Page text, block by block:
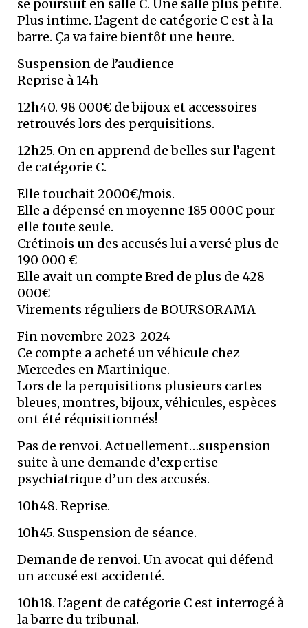
se poursuit en salle C. Une salle plus petite.
Plus intime. L’agent de catégorie C est à la
barre. Ça va faire bientôt une heure.
Suspension de l’audience
Reprise à 14h
12h40. 98 000€ de bijoux et accessoires
retrouvés lors des perquisitions.
12h25. On en apprend de belles sur l’agent
de catégorie C.
Elle touchait 2000€/mois.
Elle a dépensé en moyenne 185 000€ pour
elle toute seule.
Crétinois un des accusés lui a versé plus de
190 000 €
Elle avait un compte Bred de plus de 428
000€
Virements réguliers de BOURSORAMA
Fin novembre 2023-2024
Ce compte a acheté un véhicule chez
Mercedes en Martinique.
Lors de la perquisitions plusieurs cartes
bleues, montres, bijoux, véhicules, espèces
ont été réquisitionnés!
Pas de renvoi. Actuellement…suspension
suite à une demande d’expertise
psychiatrique d’un des accusés.
10h48. Reprise.
10h45. Suspension de séance.
Demande de renvoi. Un avocat qui défend
un accusé est accidenté.
10h18. L’agent de catégorie C est interrogé à
la barre du tribunal.